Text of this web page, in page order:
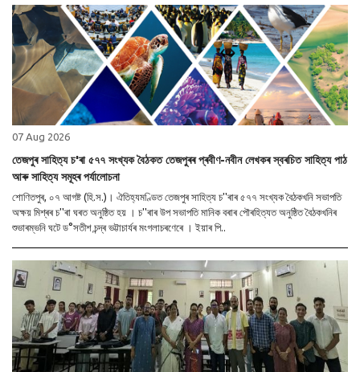
07 Aug 2026
তেজপুৰ সাহিত্য চ'ৰা ৫৭৭ সংখ্যক বৈঠকত তেজপুৰৰ প্ৰবীণ-নবীন লেখকৰ স্বৰচিত সাহিত্য পাঠ
আৰু সাহিত্য সমূহৰ পৰ্যালোচনা
শোণিতপুৰ, ০৭ আগষ্ট (হি.স.)। ঐতিহ্যমণ্ডিত তেজপুৰ সাহিত্য চ''ৰাৰ ৫৭৭ সংখ্যক বৈঠকখনি সভাপতি
অক্ষয় মিশ্ৰৰ চ''ৰা ঘৰত অনুষ্ঠিত হয় । চ''ৰাৰ উপ সভাপতি মানিক বৰাৰ পৌৰহিত্যত অনুষ্ঠিত বৈঠকখনিৰ
শুভাৰম্ভনি ঘটে ড°সতীশ চন্দ্ৰ ভট্টাচাৰ্যৰ মংগলাচৰণেৰে । ইয়াৰ পি..